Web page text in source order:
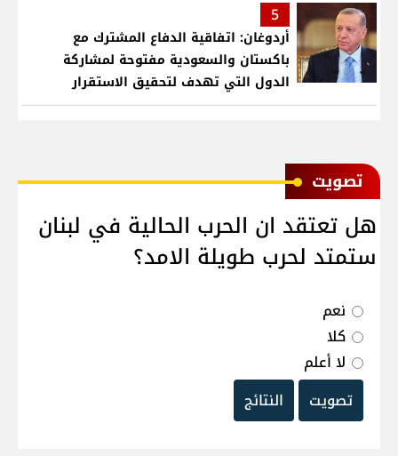
5
أردوغان: اتفاقية الدفاع المشترك مع
باكستان والسعودية مفتوحة لمشاركة
الدول التي تهدف لتحقيق الاستقرار
بمنطقتنا
ﺗﺼﻮﻳﺖ
هل تعتقد ان الحرب الحالية في لبنان
ستمتد لحرب طويلة الامد؟
نعم
كلا
لا أعلم
تصويت
النتائج